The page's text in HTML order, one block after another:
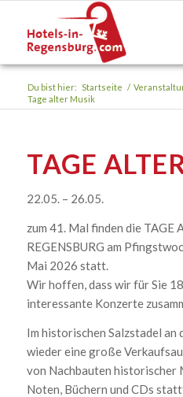
Du bist hier: Startseite /
Tage alter Musik
TAGE
22.05. – 26.05.
zum 41. Mal finden die TAGE
REGENSBURG am
Mai 2026 statt.
Wir hoffen, dass wir für Sie
interessante Konzerte
Im historischen Salzstadel an
wieder eine große
von Nachbauten historischer
Noten, Büchern und CDs